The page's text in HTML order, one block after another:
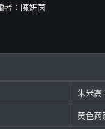
者：陳妍茵
朱米高
黃色商